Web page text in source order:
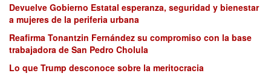
Devuelve Gobierno Estatal esperanza, seguridad y bienestar
a mujeres de la periferia urbana
Reafirma Tonantzin Fernández su compromiso con la base
trabajadora de San Pedro Cholula
Lo que Trump desconoce sobre la meritocracia